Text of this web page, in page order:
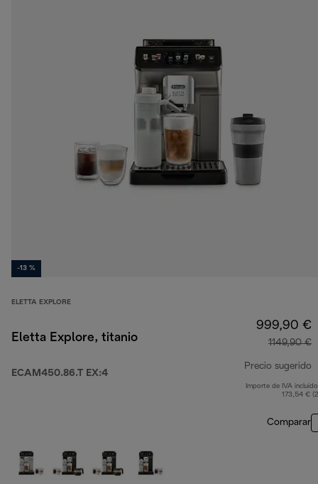
-13 %
ELETTA EXPLORE
Eletta Explore, titanio
ECAM450.86.T EX:4
999,90 €
1149,90 €
Precio sugerido
Importe de IVA
173,54 €
Comparar